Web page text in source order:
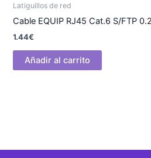
Latiguillos de red
Cable EQUIP RJ45 Cat.6 S/FTP
1.44€
Añadir al carrito